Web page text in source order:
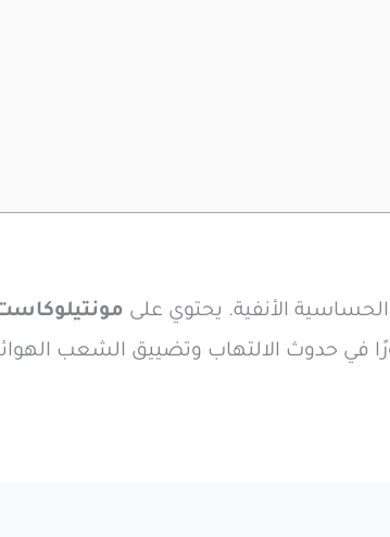
الأنفية. يحتوي على
في حدوث الالتهاب وتضييق الشعب